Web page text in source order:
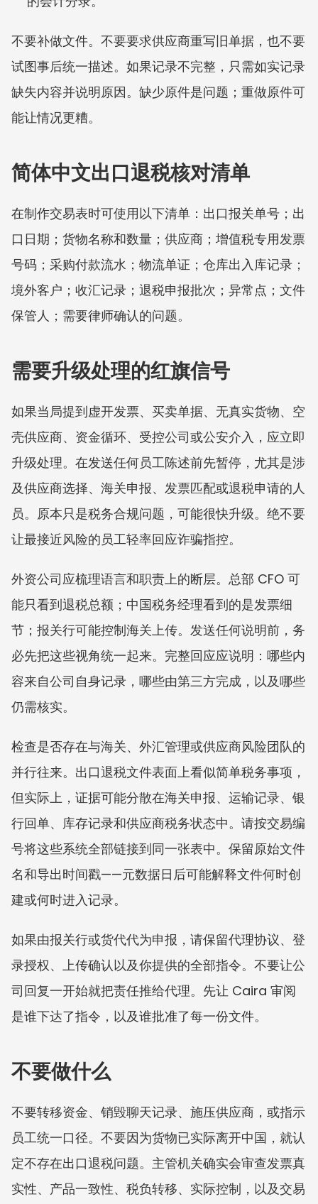
不要补做文件。不要要求供应商重写旧单据，也不要
试图事后统一描述。如果记录不完整，只需如实记录
缺失内容并说明原因。缺少原件是问题；重做原件可
能让情况更糟。
简体中文出口退税核对清单
在制作交易表时可使用以下清单：出口报关单号；出
口日期；货物名称和数量；供应商；增值税专用发票
号码；采购付款流水；物流单证；仓库出入库记录；
境外客户；收汇记录；退税申报批次；异常点；文件
保管人；需要律师确认的问题。
需要升级处理的红旗信号
如果当局提到虚开发票、买卖单据、无真实货物、空
壳供应商、资金循环、受控公司或公安介入，应立即
升级处理。在发送任何员工陈述前先暂停，尤其是涉
及供应商选择、海关申报、发票匹配或退税申请的人
员。原本只是税务合规问题，可能很快升级。绝不要
让最接近风险的员工轻率回应诈骗指控。
外资公司应梳理语言和职责上的断层。总部 CFO 可
能只看到退税总额；中国税务经理看到的是发票细
节；报关行可能控制海关上传。发送任何说明前，务
必先把这些视角统一起来。完整回应应说明：哪些内
容来自公司自身记录，哪些由第三方完成，以及哪些
仍需核实。
检查是否存在与海关、外汇管理或供应商风险团队的
并行往来。出口退税文件表面上看似简单税务事项，
但实际上，证据可能分散在海关申报、运输记录、银
行回单、库存记录和供应商税务状态中。请按交易编
号将这些系统全部链接到同一张表中。保留原始文件
名和导出时间戳——元数据日后可能解释文件何时创
建或何时进入记录。
如果由报关行或货代代为申报，请保留代理协议、登
录授权、上传确认以及你提供的全部指令。不要让公
司回复一开始就把责任推给代理。先让 Caira 审阅
是谁下达了指令，以及谁批准了每一份文件。
不要做什么
不要转移资金、销毁聊天记录、施压供应商，或指示
员工统一口径。不要因为货物已实际离开中国，就认
定不存在出口退税问题。主管机关确实会审查发票真
实性、产品一致性、税负转移、实际控制，以及交易